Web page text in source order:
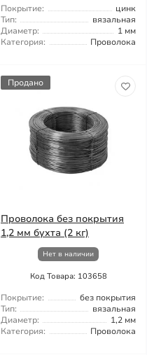
Покрытие:
цинк
Тип:
вязальная
Диаметр:
1 мм
Категория:
Проволока
Продано
Проволока без покрытия
1,2 мм бухта (2 кг)
Нет в наличии
Код Товара: 103658
Покрытие:
без покрытия
Тип:
вязальная
Диаметр:
1,2 мм
Категория:
Проволока